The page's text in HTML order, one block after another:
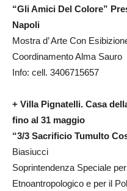
“Gli Amici Del Colore”
Napoli
Mostra d’ Arte Con
Coordinamento Alma Sauro
Info: cell. 3406715657
+ Villa Pignatelli. Casa
fino al 31 maggio
“3/3 Sacrificio Tumulto
Biasiucci
Soprintendenza Speciale
Etnoantropologico e per il